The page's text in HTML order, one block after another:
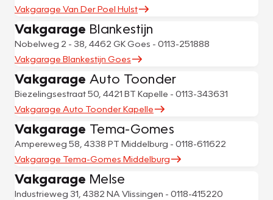
Vakgarage Van Der Poel Hulst
Vakgarage Blankestijn
Nobelweg 2 - 38, 4462 GK Goes - 0113-251888
Vakgarage Blankestijn Goes
Vakgarage Auto Toonder
Biezelingsestraat 50, 4421 BT Kapelle - 0113-343631
Vakgarage Auto Toonder Kapelle
Vakgarage Tema-Gomes
Ampereweg 58, 4338 PT Middelburg - 0118-611622
Vakgarage Tema-Gomes Middelburg
Vakgarage Melse
Industrieweg 31, 4382 NA Vlissingen - 0118-415220